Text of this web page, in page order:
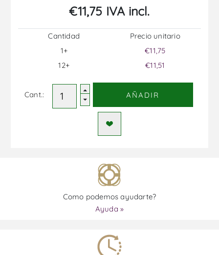
€11,75 IVA incl.
Cantidad
1+
12+
Precio unitario
€11,75
€11,51
Cant.: AÑADIR
Como podemos ayudarte?
Ayuda »